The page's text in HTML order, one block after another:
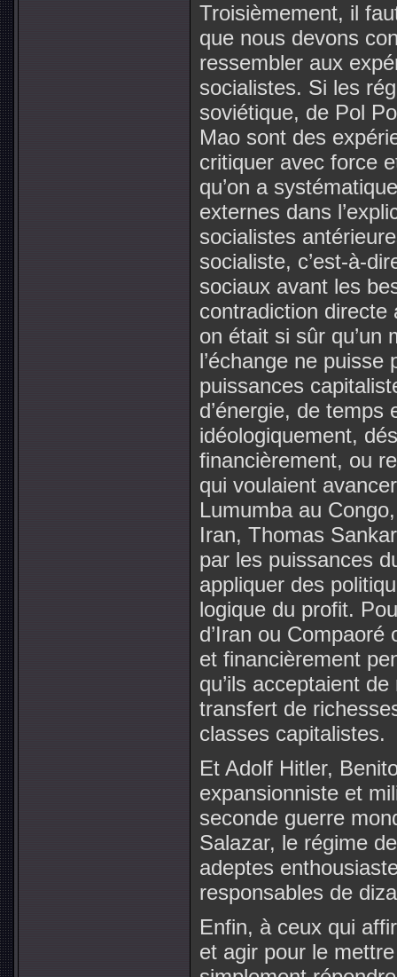
Troisièmement, il
que nous devons
ressembler aux
socialistes. Si les
soviétique, de Pol
Mao sont des
critiquer avec force
qu’on a
externes dans
socialistes
socialiste, c’est-à-
sociaux avant les
contradiction
on était si sûr qu’un
l’échange ne
puissances
d’énergie, de temps
idéologiquement,
financièrement, ou
qui voulaient
Lumumba au
Iran, Thomas
par les puissances
appliquer des
logique du profit.
d’Iran ou
et financièrement
qu’ils acceptaient
transfert de
classes capitalistes.
Et Adolf Hitler,
expansionniste et
seconde guerre
Salazar, le régime
adeptes
responsables de
Enfin, à ceux qui
et agir pour le